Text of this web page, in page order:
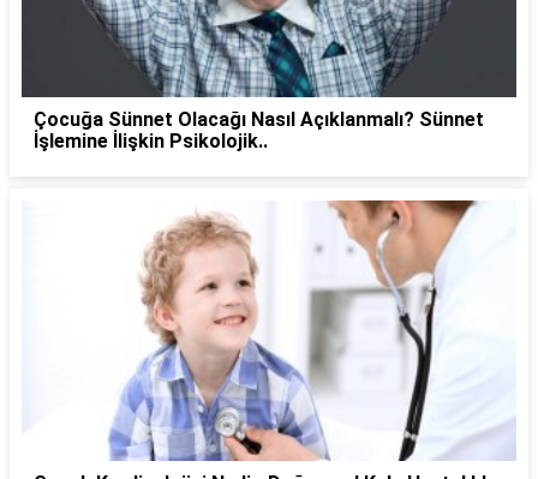
Çocuğa Sünnet Olacağı Nasıl Açıklanmalı? Sünnet
İşlemine İlişkin Psikolojik..